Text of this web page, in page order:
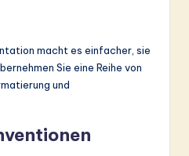
macht es einfacher, sie
Sie eine Reihe von
und